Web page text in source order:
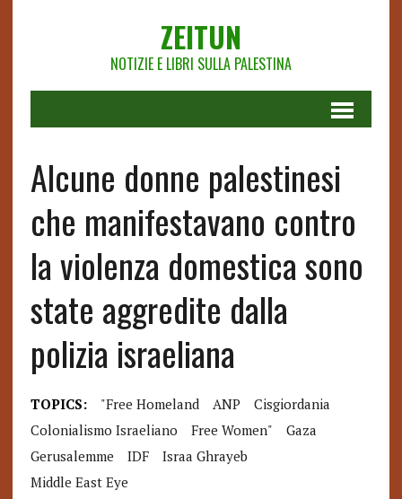
ZEITUN
NOTIZIE E LIBRI SULLA PALESTINA
Alcune donne palestinesi
che manifestavano contro
la violenza domestica sono
state aggredite dalla
polizia israeliana
TOPICS: "Free Homeland ANP
Cisgiordania
Colonialismo Israeliano
Free Women"
Gaza
Gerusalemme
IDF
Israa Ghrayeb
Middle East Eye